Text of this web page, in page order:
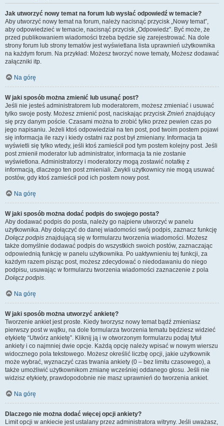
Jak utworzyć nowy temat na forum lub wysłać odpowiedź w temacie?
Aby utworzyć nowy temat na forum, należy nacisnąć przycisk „Nowy temat”,
aby odpowiedzieć w temacie, nacisnąć przycisk „Odpowiedz”. Być może, że
przed publikowaniem wiadomości trzeba będzie się zarejestrować. Na dole
strony forum lub strony tematów jest wyświetlana lista uprawnień użytkownika
na każdym forum. Na przykład: Możesz tworzyć nowe tematy, Możesz dodawać
załączniki itp.
Na górę
W jaki sposób można zmienić lub usunąć post?
Jeśli nie jesteś administratorem lub moderatorem, możesz zmieniać i usuwać
tylko swoje posty. Możesz zmienić post, naciskając przyciskZmień znajdujący
się przy danym poście. Czasami można to zrobić tylko przez pewien czas po
jego napisaniu. Jeżeli ktoś odpowiedział na ten post, pod twoim postem pojawi
się informacja ile razy i kiedy ostatni raz post był zmieniany. Informacja ta
wyświetli się tylko wtedy, jeśli ktoś zamieścił pod tym postem kolejny post. Jeśli
post zmienił moderator lub administrator, informacja ta nie zostanie
wyświetlona. Administratorzy i moderatorzy mogą zostawić notatkę z
informacją, dlaczego ten post zmieniali. Zwykli użytkownicy nie mogą usuwać
postów, gdy ktoś zamieścił pod ich postem nowy post.
Na górę
W jaki sposób można dodać podpis do swojego posta?
Aby dodawać podpis do posta, należy go najpierw utworzyć w panelu
użytkownika. Aby dołączyć do danej wiadomości swój podpis, zaznacz funkcję
Dołącz podpis znajdującą się w formularzu tworzenia wiadomości. Możesz
także domyślnie dodawać podpis do wszystkich swoich postów, zaznaczając
odpowiednią funkcję w panelu użytkownika. Po uaktywnieniu tej funkcji, za
każdym razem pisząc post, możesz zdecydować o niedodawaniu do niego
podpisu, usuwając w formularzu tworzenia wiadomości zaznaczenie z pola
Dołącz podpis.
Na górę
W jaki sposób można utworzyć ankietę?
Tworzenie ankiet jest proste. Kiedy tworzysz nowy temat bądź zmieniasz
pierwszy post w wątku, na dole formularza tworzenia tematu będziesz widzieć
etykietę “Utwórz ankietę”. Kliknij ją i w otworzonym formularzu podaj tytuł
ankiety i co najmniej dwie opcje. Każdą opcję należy wpisać w nowym wierszu
widocznego pola tekstowego. Możesz określić liczbę opcji, jakie użytkownik
może wybrać, wyznaczyć czas trwania ankiety (0 – bez limitu czasowego), a
także umożliwić użytkownikom zmianę wcześniej oddanego głosu. Jeśli nie
widzisz etykiety, prawdopodobnie nie masz uprawnień do tworzenia ankiet.
Na górę
Dlaczego nie można dodać więcej opcji ankiety?
Limit opcji w ankiecie jest ustalany przez administratora witryny. Jeśli uważasz,